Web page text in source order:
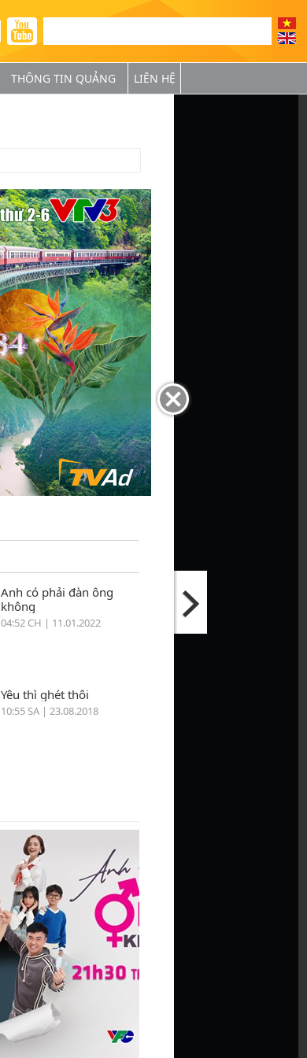
THÔNG TIN QUẢNG LIÊN HỆ
Anh có phải đàn ông
không
04:52 CH | 11.01.2022
Yêu thì ghét thôi
10:55 SA | 23.08.2018